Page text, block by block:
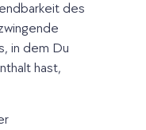
des
in dem Du
hast,